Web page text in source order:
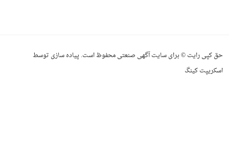
حق کپی رایت © برای سایت آگهی صنعتی محفوظ است. پیاده سازی توسط
اسکریپت کینگ